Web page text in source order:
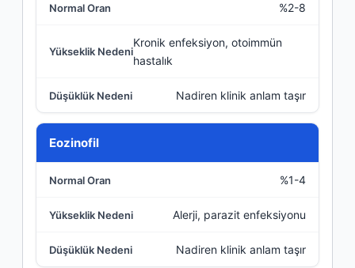
%2-8
Kronik enfeksiyon, otoimmün
hastalık
Nadiren klinik anlam taşır
Eozinofil
%1-4
Alerji, parazit enfeksiyonu
Nadiren klinik anlam taşır